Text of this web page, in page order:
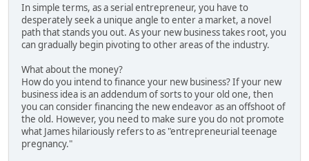
In simple terms, as a serial entrepreneur, you have to
desperately seek a unique angle to enter a market, a novel
path that stands you out. As your new business takes root, you
can gradually begin pivoting to other areas of the industry.
What about the money?
How do you intend to finance your new business? If your new
business idea is an addendum of sorts to your old one, then
you can consider financing the new endeavor as an offshoot of
the old. However, you need to make sure you do not promote
what James hilariously refers to as "entrepreneurial teenage
pregnancy."